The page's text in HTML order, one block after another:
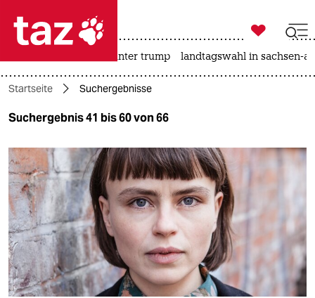
 taz zahl ich
taz zahl ich
themen
politik
öko
gesellschaft
kultur
sport

taz zahl ich
usa unter trump landtagswahl in sachsen-
Startseite Suchergebnisse
Suchergebnis 41 bis 60 von 66